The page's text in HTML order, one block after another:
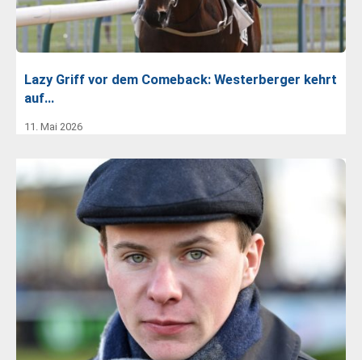
Lazy Griff vor dem Comeback: Westerberger kehrt
auf…
11. Mai 2026